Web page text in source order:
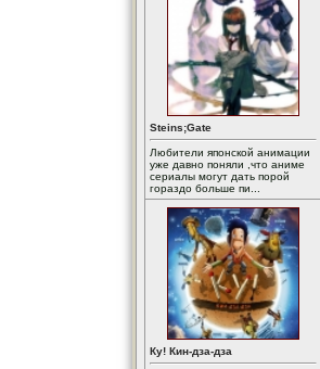
Steins;Gate
Любители японской анимации
уже давно поняли ,что аниме
сериалы могут дать порой
гораздо больше пи...
Ку! Кин-дза-дза